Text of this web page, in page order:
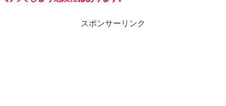
スポンサーリンク